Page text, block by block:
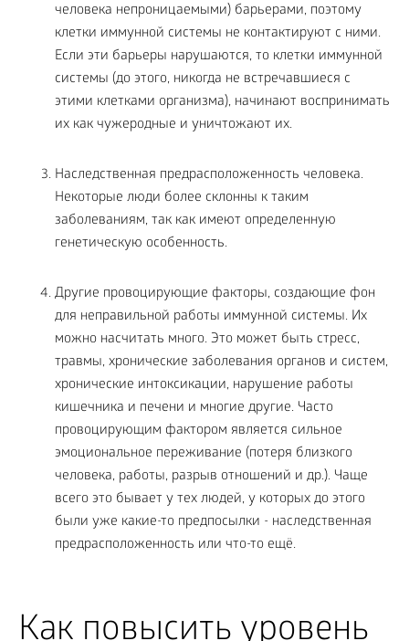
человека непроницаемыми) барьерами, поэтому
клетки иммунной системы не контактируют с ними.
Если эти барьеры нарушаются, то клетки иммунной
системы (до этого, никогда не встречавшиеся с
этими клетками организма), начинают воспринимать
их как чужеродные и уничтожают их.
Наследственная предрасположенность человека.
Некоторые люди более склонны к таким
заболеваниям, так как имеют определенную
генетическую особенность.
Другие провоцирующие факторы, создающие фон
для неправильной работы иммунной системы. Их
можно насчитать много. Это может быть стресс,
травмы, хронические заболевания органов и систем,
хронические интоксикации, нарушение работы
кишечника и печени и многие другие. Часто
провоцирующим фактором является сильное
эмоциональное переживание (потеря близкого
человека, работы, разрыв отношений и др.). Чаще
всего это бывает у тех людей, у которых до этого
были уже какие-то предпосылки - наследственная
предрасположенность или что-то ещё.
Как повысить уровень